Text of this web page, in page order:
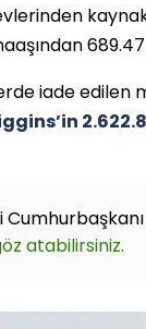
iade edilen
atabilirsiniz.